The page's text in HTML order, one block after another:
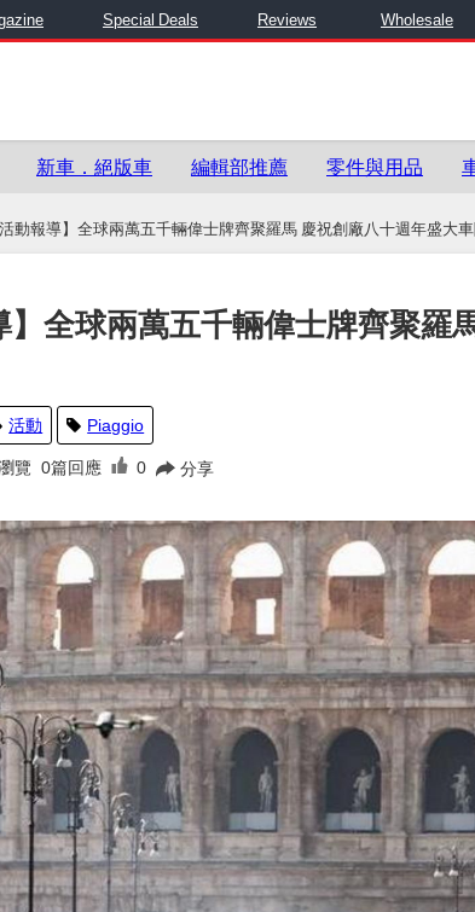
Special Deals Reviews Wholesale
新車．絕版車 編輯部推薦 零件與用品
活動報導】全球兩萬五千輛偉士牌齊聚羅馬 慶祝創廠八十週年盛大
】全球兩萬五千輛偉士牌齊聚羅
活動 Piaggio
覽 0篇回應 0 分享